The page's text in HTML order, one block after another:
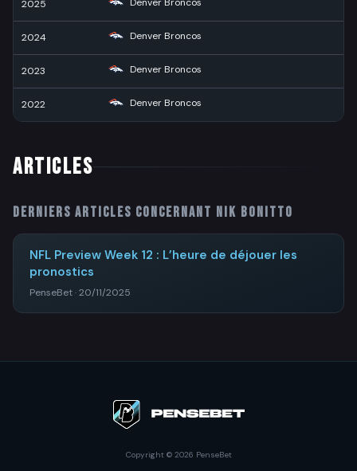
2025
2024 Denver Broncos
2023 Denver Broncos
2022 Denver Broncos
ARTICLES
Derniers articles concernant Nik Bonitto
NFL Preview Week 12 : L’heure de déjouer les
pronostics
PenseBet · 20/11/2025
Copyright © 2026 PenseBet